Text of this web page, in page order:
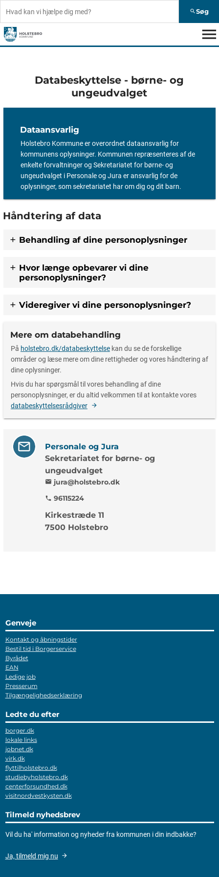
search Søg
menu
Databeskyttelse - børne- og
ungeudvalget
Dataansvarlig
Holstebro Kommune er overordnet dataansvarlig for
kommunens oplysninger. Kommunen repræsenteres af de
enkelte forvaltninger og Sekretariatet for børne- og
ungeudvalget i Personale og Jura er ansvarlig for de
oplysninger, som sekretariatet har om dig og dit barn.
Håndtering af data
Behandling af dine personoplysninger
Hvor længe opbevarer vi dine
personoplysninger?
Videregiver vi dine personoplysninger?
Mere om databehandling
På holstebro.dk/databeskyttelsekan du se de forskellige
områder og læse mere om dine rettigheder og vores håndtering af
dine oplysninger.
Hvis du har spørgsmål til vores behandling af dine
personoplysninger, er du altid velkommen til at kontakte vores
databeskyttelsesrådgiver
Personale og Jura
Sekretariatet for børne- og
ungeudvalget
mail jura@holstebro.dk
phone 96115224
Kirkestræde 11
7500 Holstebro
Genveje
Kontakt og åbningstider
Bestil tid i Borgerservice
Byrådet
EAN
Ledige job
Presserum
Tilgængelighedserklæring
Ledte du efter
borger.dk
lokale links
jobnet.dk
virk.dk
flyttilholstebro.dk
studiebyholstebro.dk
centerforsundhed.dk
visitnordvestkysten.dk
Tilmeld nyhedsbrev
Vil du ha' information og nyheder fra kommunen i din indbakke?
Ja, tilmeld mig nu